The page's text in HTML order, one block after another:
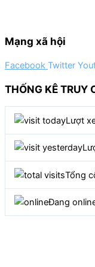
Mạng xã hội
Facebook Twitter
THỐNG KÊ TRUY
Lượt
Tổng
Đang